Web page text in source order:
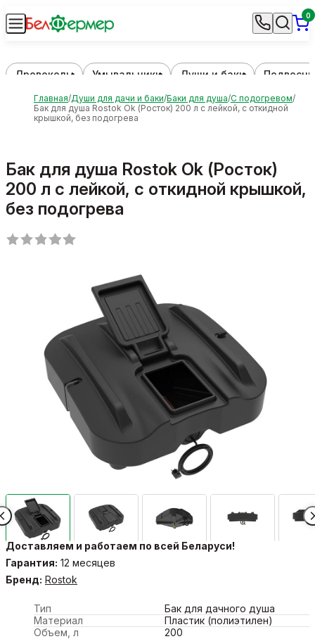
0
Дровоколы Умывальники Души и баки
Главная Души для дачи и баки Баки для душа С подогревом
Бак для душа Rostok Ok (Росток) 200 л с лейкой, с откидной
крышкой, без подогрева
Бак для душа Rostok Ok (Росток)
200 л с лейкой, с откидной крышкой,
без подогрева
Доставляем и работаем по всей Беларуси!
Гарантия: 12 месяцев
Бренд: Rostok
Тип
Бак для дачного душа
Материал
Пластик (полиэтилен)
Объем, л
200